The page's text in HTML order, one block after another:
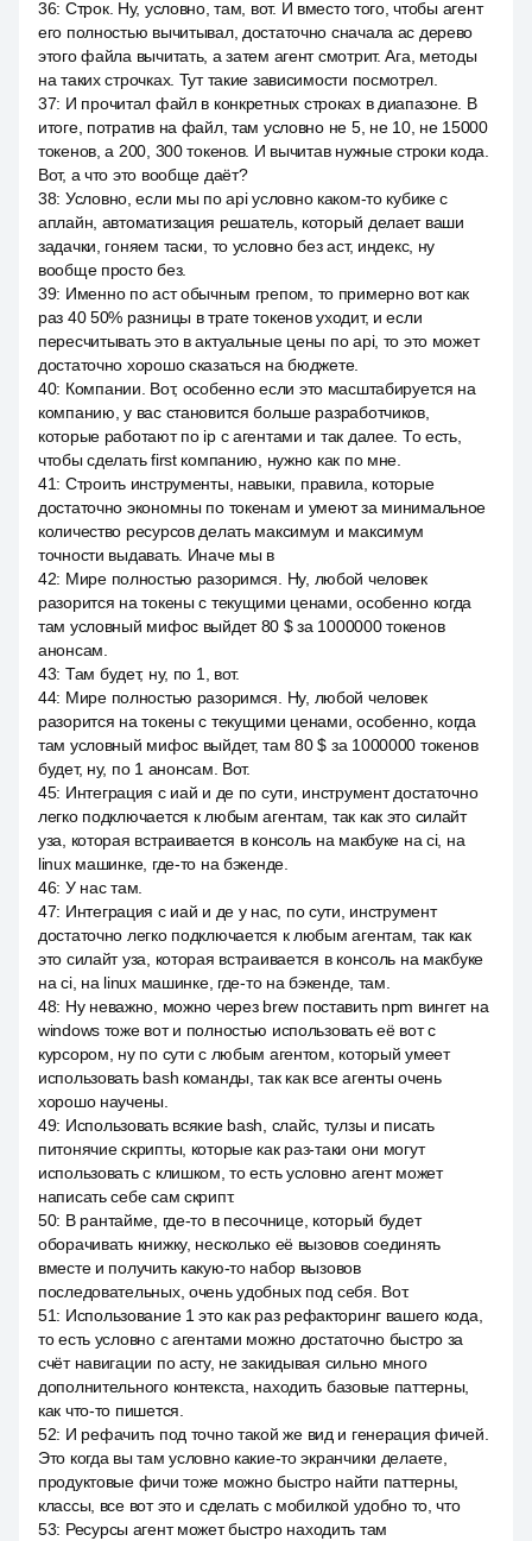
36: Строк. Ну, условно, там, вот. И вместо того, чтобы агент
его полностью вычитывал, достаточно сначала ас дерево
этого файла вычитать, а затем агент смотрит. Ага, методы
на таких строчках. Тут такие зависимости посмотрел.
37: И прочитал файл в конкретных строках в диапазоне. В
итоге, потратив на файл, там условно не 5, не 10, не 15000
токенов, а 200, 300 токенов. И вычитав нужные строки кода.
Вот, а что это вообще даёт?
38: Условно, если мы по api условно каком-то кубике с
аплайн, автоматизация решатель, который делает ваши
задачки, гоняем таски, то условно без аст, индекс, ну
вообще просто без.
39: Именно по аст обычным грепом, то примерно вот как
раз 40 50% разницы в трате токенов уходит, и если
пересчитывать это в актуальные цены по api, то это может
достаточно хорошо сказаться на бюджете.
40: Компании. Вот, особенно если это масштабируется на
компанию, у вас становится больше разработчиков,
которые работают по ip с агентами и так далее. То есть,
чтобы сделать first компанию, нужно как по мне.
41: Строить инструменты, навыки, правила, которые
достаточно экономны по токенам и умеют за минимальное
количество ресурсов делать максимум и максимум
точности выдавать. Иначе мы в
42: Мире полностью разоримся. Ну, любой человек
разорится на токены с текущими ценами, особенно когда
там условный мифос выйдет 80 $ за 1000000 токенов
анонсам.
43: Там будет, ну, по 1, вот.
44: Мире полностью разоримся. Ну, любой человек
разорится на токены с текущими ценами, особенно, когда
там условный мифос выйдет, там 80 $ за 1000000 токенов
будет, ну, по 1 анонсам. Вот.
45: Интеграция с иай и де по сути, инструмент достаточно
легко подключается к любым агентам, так как это силайт
уза, которая встраивается в консоль на макбуке на ci, на
linux машинке, где-то на бэкенде.
46: У нас там.
47: Интеграция с иай и де у нас, по сути, инструмент
достаточно легко подключается к любым агентам, так как
это силайт уза, которая встраивается в консоль на макбуке
на ci, на linux машинке, где-то на бэкенде, там.
48: Ну неважно, можно через brew поставить npm вингет на
windows тоже вот и полностью использовать её вот с
курсором, ну по сути с любым агентом, который умеет
использовать bash команды, так как все агенты очень
хорошо научены.
49: Использовать всякие bash, слайс, тулзы и писать
питонячие скрипты, которые как раз-таки они могут
использовать с клишком, то есть условно агент может
написать себе сам скрипт.
50: В рантайме, где-то в песочнице, который будет
оборачивать книжку, несколько её вызовов соединять
вместе и получить какую-то набор вызовов
последовательных, очень удобных под себя. Вот.
51: Использование 1 это как раз рефакторинг вашего кода,
то есть условно с агентами можно достаточно быстро за
счёт навигации по асту, не закидывая сильно много
дополнительного контекста, находить базовые паттерны,
как что-то пишется.
52: И рефачить под точно такой же вид и генерация фичей.
Это когда вы там условно какие-то экранчики делаете,
продуктовые фичи тоже можно быстро найти паттерны,
классы, все вот это и сделать с мобилкой удобно то, что
53: Ресурсы агент может быстро находить там